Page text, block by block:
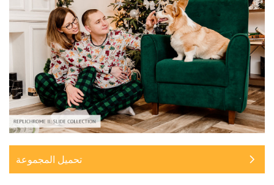
تحميل المجموعة